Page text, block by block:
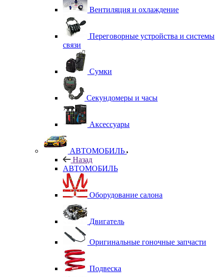
Вентиляция и охлаждение
Переговорные устройства и системы
связи
Сумки
Секундомеры и часы
Аксессуары
АВТОМОБИЛЬ
Назад
АВТОМОБИЛЬ
Оборудование салона
Двигатель
Оригинальные гоночные запчасти
Подвеска